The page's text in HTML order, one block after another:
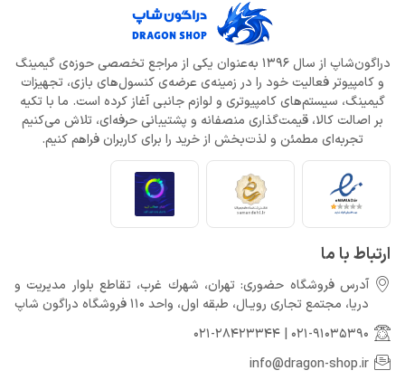
دراگون‌شاپ از سال 1396 به‌عنوان یکی از مراجع تخصصی حوزه‌ی گیمینگ
و کامپیوتر فعالیت خود را در زمینه‌ی عرضه‌ی کنسول‌های بازی، تجهیزات
گیمینگ، سیستم‌های کامپیوتری و لوازم جانبی آغاز کرده است. ما با تکیه
بر اصالت کالا، قیمت‌گذاری منصفانه و پشتیبانی حرفه‌ای، تلاش می‌کنیم
تجربه‌ای مطمئن و لذت‌بخش از خرید را برای کاربران فراهم کنیم.
ارتباط با ما
آدرس فروشگاه حضوری: تهران، شهرك غرب، تقاطع بلوار مدیریت و
دريا، مجتمع تجارى رويـال، طبقه اول، واحد 110 فروشگاه دراگون شاپ
021-91035390
021-28423344
info@dragon-shop.ir